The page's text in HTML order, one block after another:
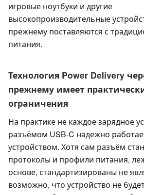
игровые ноутбуки и другие
высокопроизводительные
прежнему поставляются с
питания.
Технология Power Delivery
прежнему имеет
ограничения
На практике не каждое зарядное
разъёмом USB-C надежно
устройством. Хотя сам разъём
протоколы и профили питания,
основе, стандартизированы не
возможно, что устройство не